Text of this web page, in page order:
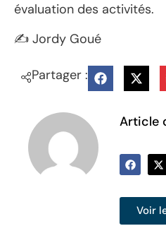
évaluation des activités.
✍ Jordy Goué
Partager :
Article
Voir